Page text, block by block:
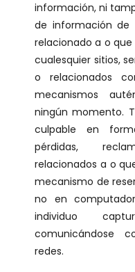
información, ni
de información
relacionado a o
cualesquier sitios,
o relacionados
mecanismos
ningún momento.
culpable en
pérdidas,
relacionados a o
mecanismo de
no en
individuo
comunicándose
redes.